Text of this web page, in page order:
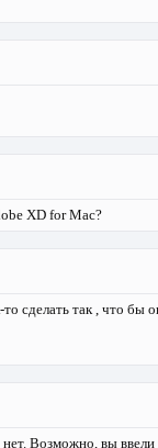
XD for Mac?
сделать так , что
Возможно, вы ввели